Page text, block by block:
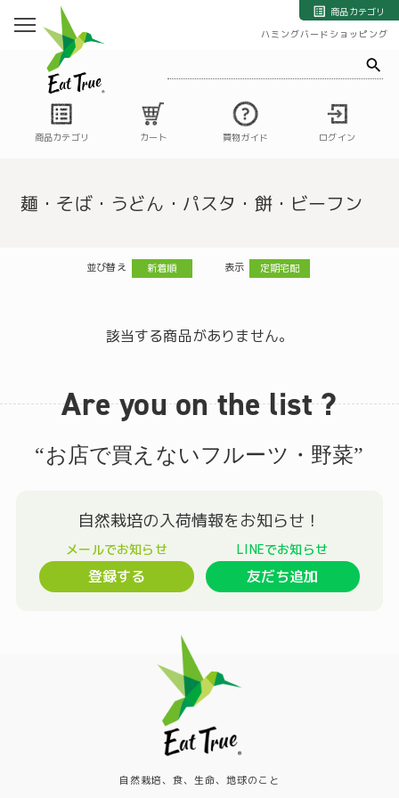
商品カテゴリ
ハミングバードショッピング
商品カテゴリ カート 買物ガイド ログイン
麺・そば・うどん・パスタ・餅・ビーフン
並び替え 新着順 表示 定期宅配
該当する商品がありません。
Are you on the list ?
“お店で買えないフルーツ・野菜”
登録する 友だち追加
自然栽培、食、生命、地球のこと